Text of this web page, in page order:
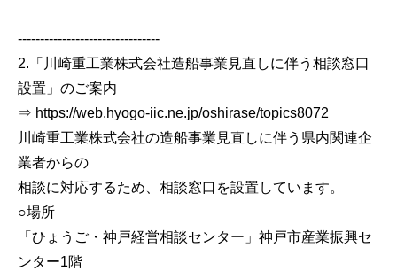
--------------------------------
2.「川崎重工業株式会社造船事業見直しに伴う相談窓口
設置」のご案内
⇒ https://web.hyogo-iic.ne.jp/oshirase/topics8072
川崎重工業株式会社の造船事業見直しに伴う県内関連企
業者からの
相談に対応するため、相談窓口を設置しています。
○場所
「ひょうご・神戸経営相談センター」神戸市産業振興セ
ンター1階